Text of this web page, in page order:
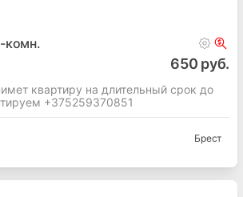
комн.
650 руб.
квартиру на длительный срок до
+375259370851
Брест